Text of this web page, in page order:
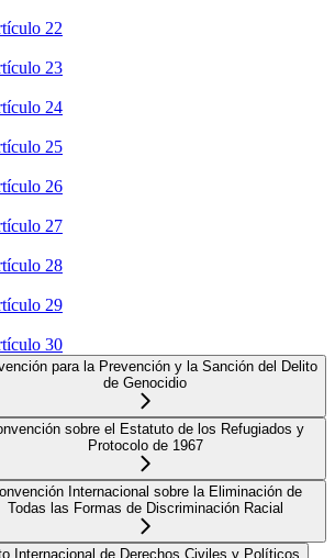
22
23
24
25
26
27
28
29
30
para la Prevención y la Sanción del Delito
de Genocidio
sobre el Estatuto de los Refugiados y
Protocolo de 1967
Internacional sobre la Eliminación de
Todas las Formas de Discriminación Racial
Internacional de Derechos Civiles y Políticos